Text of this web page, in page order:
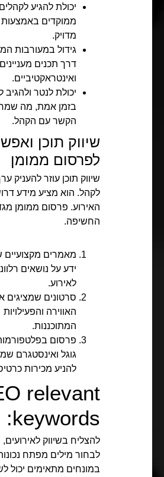
יכולת להגיע לקהלים
ממוקדים באמצעות
מדויק.
גידול במעורבות
דרך תכנים מעניינים
ואינטראקטיביים.
יכולת לנטר ולהגיב
בזמן אמת, מה
הקשר עם הקהל.
שיווק תוכן
לפרסום ממומן
שיווק תוכן עוזר להעניק
לקהל. הוא מציע מידע
האירוע. פרסום ממומן
החשיפה.
מאמרים מקצועיים
ידע על נושאים
לאירוע.
סרטונים שמציגים
האווירה והפעילויות
המתוכננות.
פרסום
גוגל ואינסטגרם
להניע מכירות
relevant
keywords:
להצליח בשיווק
לבחור מילים מפתח
במונחים מתאימים יכול